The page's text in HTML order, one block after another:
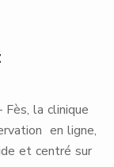
la clinique
en ligne,
et centré sur